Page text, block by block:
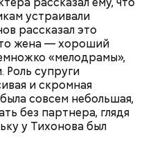
устраивали
рассказал это
жена — хороший
«мелодрамы»,
Роль супруги
и скромная
совсем небольшая,
без партнера, глядя
у Тихонова был
количество
состояния, —